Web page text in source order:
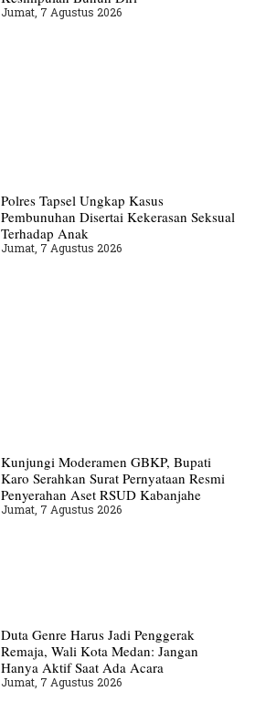
Jumat, 7 Agustus 2026
Polres Tapsel Ungkap Kasus
Pembunuhan Disertai Kekerasan Seksual
Terhadap Anak
Jumat, 7 Agustus 2026
Kunjungi Moderamen GBKP, Bupati
Karo Serahkan Surat Pernyataan Resmi
Penyerahan Aset RSUD Kabanjahe
Jumat, 7 Agustus 2026
Duta Genre Harus Jadi Penggerak
Remaja, Wali Kota Medan: Jangan
Hanya Aktif Saat Ada Acara
Jumat, 7 Agustus 2026